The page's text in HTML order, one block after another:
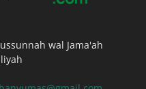
wal Jama'ah